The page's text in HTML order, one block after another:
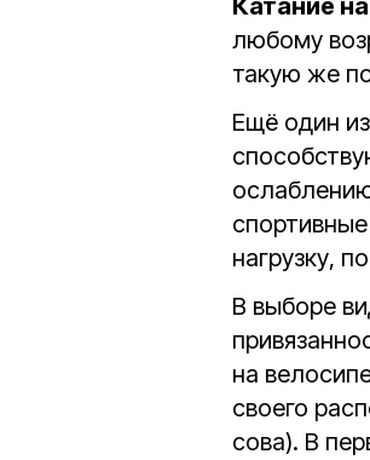
Катание
любому
такую же
Ещё один
нагрузку,
В выборе
на
своего
сова). В